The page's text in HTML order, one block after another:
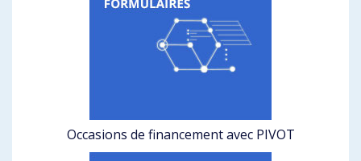
Occasions de financement avec PIVOT